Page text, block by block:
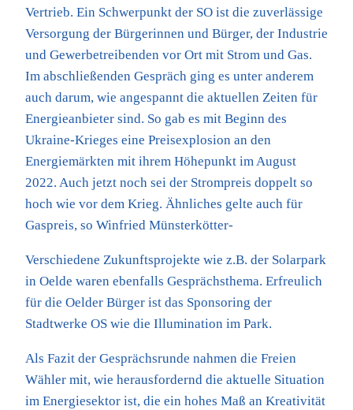
Vertrieb. Ein Schwerpunkt der SO ist die zuverlässige
Versorgung der Bürgerinnen und Bürger, der Industrie
und Gewerbetreibenden vor Ort mit Strom und Gas.
Im abschließenden Gespräch ging es unter anderem
auch darum, wie angespannt die aktuellen Zeiten für
Energieanbieter sind. So gab es mit Beginn des
Ukraine-Krieges eine Preisexplosion an den
Energiemärkten mit ihrem Höhepunkt im August
2022. Auch jetzt noch sei der Strompreis doppelt so
hoch wie vor dem Krieg. Ähnliches gelte auch für
Gaspreis, so Winfried Münsterkötter-
Verschiedene Zukunftsprojekte wie z.B. der Solarpark
in Oelde waren ebenfalls Gesprächsthema. Erfreulich
für die Oelder Bürger ist das Sponsoring der
Stadtwerke OS wie die Illumination im Park.
Als Fazit der Gesprächsrunde nahmen die Freien
Wähler mit, wie herausfordernd die aktuelle Situation
im Energiesektor ist, die ein hohes Maß an Kreativität